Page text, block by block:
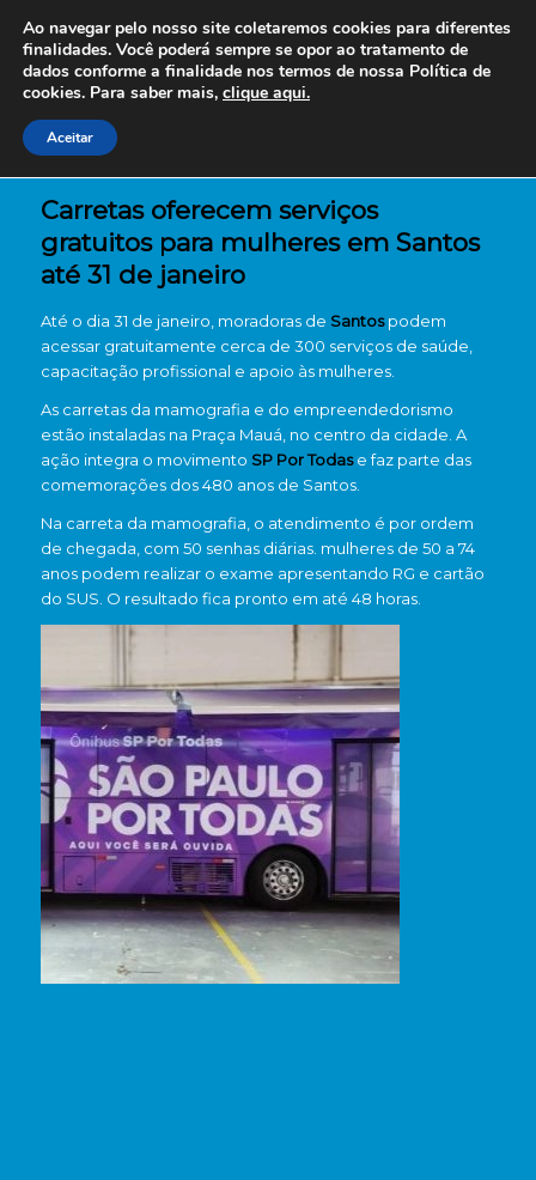
Carretas oferecem serviços
gratuitos para mulheres em Santos
até 31 de janeiro
Até o dia 31 de janeiro, moradoras de Santospodem
acessar gratuitamente cerca de 300 serviços de saúde,
capacitação profissional e apoio às mulheres.
As carretas da mamografia e do empreendedorismo
estão instaladas na Praça Mauá, no centro da cidade. A
ação integra o movimento SP Por Todase faz parte das
comemorações dos 480 anos de Santos.
Na carreta da mamografia, o atendimento é por ordem
de chegada, com 50 senhas diárias. mulheres de 50 a 74
anos podem realizar o exame apresentando RG e cartão
do SUS. O resultado fica pronto em até 48 horas.
Ao navegar pelo nosso site coletaremos cookies para diferentes
finalidades. Você poderá sempre se opor ao tratamento de
dados conforme a finalidade nos termos de nossa Política de
cookies. Para saber mais, clique aqui.
Aceitar